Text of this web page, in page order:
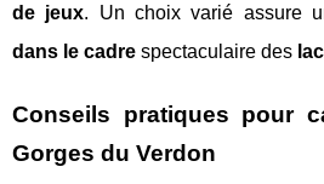
de jeux. Un choix varié assure
dans le cadre spectaculaire des
Conseils pratiques pour
Gorges du Verdon